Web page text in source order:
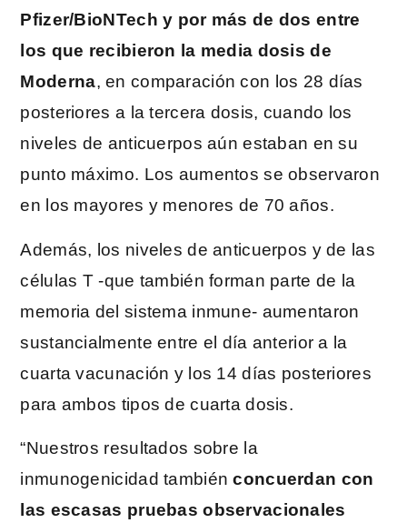
Pfizer/BioNTech y por más de dos entre
los que recibieron la media dosis de
Moderna, en comparación con los 28 días
posteriores a la tercera dosis, cuando los
niveles de anticuerpos aún estaban en su
punto máximo. Los aumentos se observaron
en los mayores y menores de 70 años.
Además, los niveles de anticuerpos y de las
células T -que también forman parte de la
memoria del sistema inmune- aumentaron
sustancialmente entre el día anterior a la
cuarta vacunación y los 14 días posteriores
para ambos tipos de cuarta dosis.
“Nuestros resultados sobre la
inmunogenicidad tambiénconcuerdan con
las escasas pruebas observacionales